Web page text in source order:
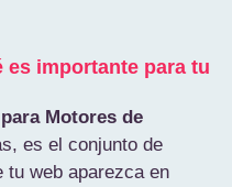
es importante para tu
Motores de
es el conjunto de
tu web aparezca en